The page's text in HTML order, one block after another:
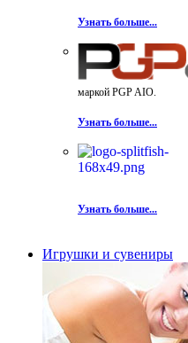
Узнать больше...
маркой PGP AIO.
Узнать больше...
Узнать больше...
Игрушки и сувениры